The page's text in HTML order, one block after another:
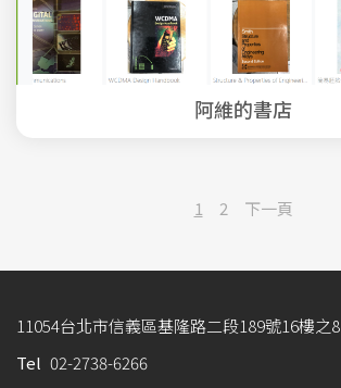
阿維的書店
1 2 下一頁
11054台北市信義區基隆路二段189號16樓之8
Tel 02-2738-6266